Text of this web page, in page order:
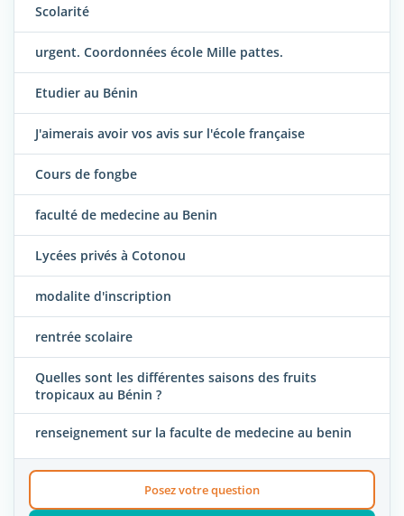
Scolarité
urgent. Coordonnées école Mille pattes.
Etudier au Bénin
J'aimerais avoir vos avis sur l'école française
Cours de fongbe
faculté de medecine au Benin
Lycées privés à Cotonou
modalite d'inscription
rentrée scolaire
Quelles sont les différentes saisons des fruits
tropicaux au Bénin ?
renseignement sur la faculte de medecine au benin
Posez votre question